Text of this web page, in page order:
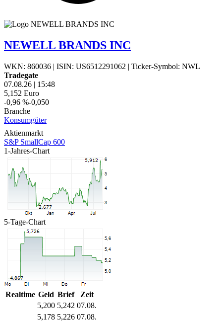
NEWELL BRANDS INC
WKN: 860036 | ISIN: US6512291062 | Ticker-Symbol: NWL
Tradegate
07.08.26 | 15:48
5,152 Euro
-0,96 %-0,050
Branche
Konsumgüter
Aktienmarkt
S&P SmallCap 600
1-Jahres-Chart
5-Tage-Chart
Realtime Geld Brief
Zeit
5,200 5,242 07.08.
5,178 5,226 07.08.